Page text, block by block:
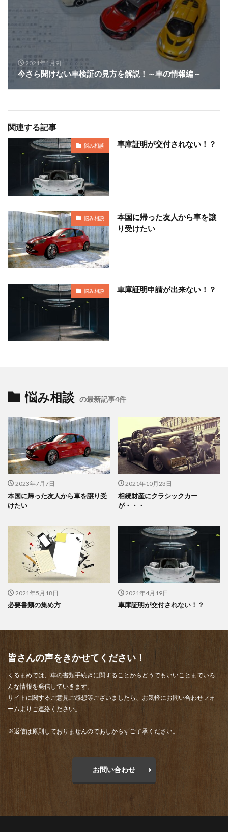
2021年1月9日
今さら聞けない車検証の見方を解説！～車の情報編～
関連する記事
悩み相談 車庫証明が交付されない！？
悩み相談
本国に帰った友人から車を譲
り受けたい
悩み相談 車庫証明申請が出来ない！？
悩み相談 の最新記事4件
2023年7月7日
本国に帰った友人から車を譲り受
けたい
2021年10月23日
相続財産にクラシックカー
が・・・
2021年5月18日
必要書類の集め方
2021年4月19日
車庫証明が交付されない！？
皆さんの声をきかせてください！
くるまめでは、車の書類手続きに関することからどうでもいいことまでいろ
んな情報を発信していきます。
サイトに関するご意見ご感想等ございましたら、お気軽にお問い合わせフォ
ームよりご連絡ください。
※返信は原則しておりませんのであしからずご了承ください。
お問い合わせ